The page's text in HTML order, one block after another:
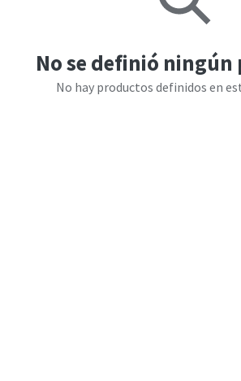
No se definió
No hay productos definidos en